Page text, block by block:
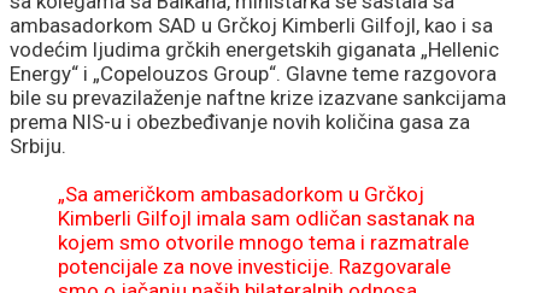
ambasadorkom SAD u Grčkoj Kimberli Gilfojl, kao i sa
vodećim ljudima grčkih energetskih giganata „Hellenic
Energy“ i „Copelouzos Group“. Glavne teme razgovora
bile su prevazilaženje naftne krize izazvane sankcijama
prema NIS-u i obezbeđivanje novih količina gasa za
Srbiju.
„Sa američkom ambasadorkom u Grčkoj
Kimberli Gilfojl imala sam odličan sastanak na
kojem smo otvorile mnogo tema i razmatrale
potencijale za nove investicije. Razgovarale